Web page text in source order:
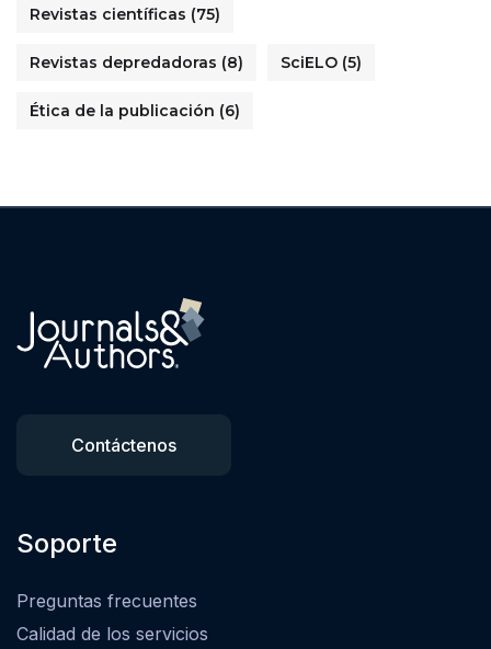
Revistas científicas (75)
Revistas depredadoras (8) SciELO (5)
Ética de la publicación (6)
Contáctenos
Soporte
Preguntas frecuentes
Calidad de los servicios